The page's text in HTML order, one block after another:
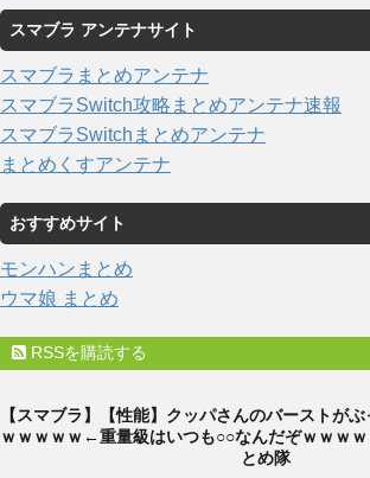
スマブラ アンテナサイト
スマブラまとめアンテナ
スマブラSwitch攻略まとめアンテナ速報
スマブラSwitchまとめアンテナ
まとめくすアンテナ
おすすめサイト
モンハンまとめ
ウマ娘 まとめ
RSSを購読する
【スマブラ】【性能】クッパさんのバーストが
ｗｗｗｗｗ←重量級はいつも○○なんだぞｗｗｗ
とめ隊